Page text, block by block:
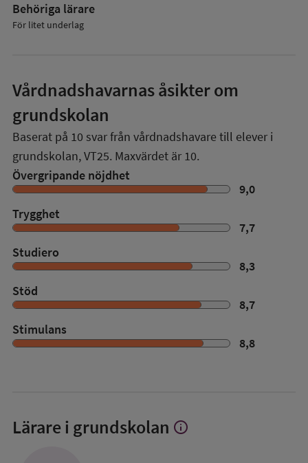
Behöriga lärare
För litet underlag
Vårdnadshavarnas åsikter om
grundskolan
Baserat på 10 svar från vårdnadshavare till elever i
grundskolan,VT25. Maxvärdet är 10.
Övergripande nöjdhet
9,0
Trygghet
7,7
Studiero
8,3
Stöd
8,7
Stimulans
8,8
Lärare i grundskolan Visa
info